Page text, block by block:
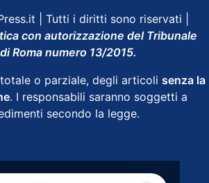
| Tutti i diritti sono riservati |
con autorizzazione del Tribunale
Roma numero 13/2015.
o parziale, degli articoli senza la
. I responsabili saranno soggetti a
secondo la legge.